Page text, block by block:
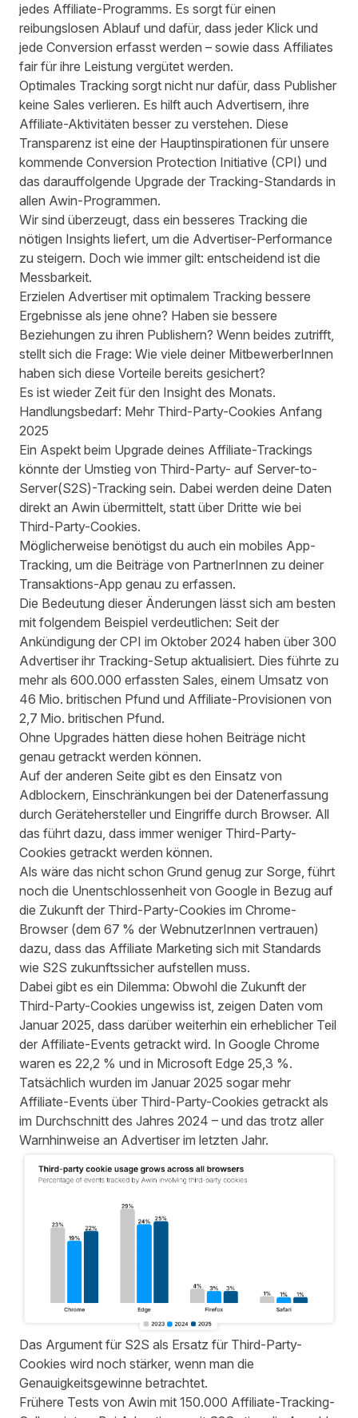
jedes Affiliate-Programms. Es sorgt für einen
reibungslosen Ablauf und dafür, dass jeder Klick und
jede Conversion erfasst werden – sowie dass Affiliates
fair für ihre Leistung vergütet werden.
Optimales Tracking sorgt nicht nur dafür, dass Publisher
keine Sales verlieren. Es hilft auch Advertisern, ihre
Affiliate-Aktivitäten besser zu verstehen. Diese
Transparenz ist eine der Hauptinspirationen für unsere
kommende Conversion Protection Initiative (CPI) und
das darauffolgende Upgrade der Tracking-Standards in
allen Awin-Programmen.
Wir sind überzeugt, dass ein besseres Tracking die
nötigen Insights liefert, um die Advertiser-Performance
zu steigern. Doch wie immer gilt: entscheidend ist die
Messbarkeit.
Erzielen Advertiser mit optimalem Tracking bessere
Ergebnisse als jene ohne? Haben sie bessere
Beziehungen zu ihren Publishern? Wenn beides zutrifft,
stellt sich die Frage: Wie viele deiner MitbewerberInnen
haben sich diese Vorteile bereits gesichert?
Es ist wieder Zeit für den Insight des Monats.
Handlungsbedarf: Mehr Third-Party-Cookies Anfang
2025
Ein Aspekt beim Upgrade deines Affiliate-Trackings
könnte der Umstieg von Third-Party- auf Server-to-
Server(S2S)-Tracking sein. Dabei werden deine Daten
direkt an Awin übermittelt, statt über Dritte wie bei
Third-Party-Cookies.
Möglicherweise benötigst du auch ein mobiles App-
Tracking, um die Beiträge von PartnerInnen zu deiner
Transaktions-App genau zu erfassen.
Die Bedeutung dieser Änderungen lässt sich am besten
mit folgendem Beispiel verdeutlichen: Seit der
Ankündigung der CPI im Oktober 2024 haben über 300
Advertiser ihr Tracking-Setup aktualisiert. Dies führte zu
mehr als 600.000 erfassten Sales, einem Umsatz von
46 Mio. britischen Pfund und Affiliate-Provisionen von
2,7 Mio. britischen Pfund.
Ohne Upgrades hätten diese hohen Beiträge nicht
genau getrackt werden können.
Auf der anderen Seite gibt es den Einsatz von
Adblockern, Einschränkungen bei der Datenerfassung
durch Gerätehersteller und Eingriffe durch Browser. All
das führt dazu, dass immer weniger Third-Party-
Cookies getrackt werden können.
Als wäre das nicht schon Grund genug zur Sorge, führt
noch die Unentschlossenheit von Google in Bezug auf
die Zukunft der Third-Party-Cookies im Chrome-
Browser (dem 67 % der WebnutzerInnen vertrauen)
dazu, dass das Affiliate Marketing sich mit Standards
wie S2S zukunftssicher aufstellen muss.
Dabei gibt es ein Dilemma: Obwohl die Zukunft der
Third-Party-Cookies ungewiss ist, zeigen Daten vom
Januar 2025, dass darüber weiterhin ein erheblicher Teil
der Affiliate-Events getrackt wird. In Google Chrome
waren es 22,2 % und in Microsoft Edge 25,3 %.
Tatsächlich wurden im Januar 2025 sogar mehr
Affiliate-Events über Third-Party-Cookies getrackt als
im Durchschnitt des Jahres 2024 – und das trotz aller
Warnhinweise an Advertiser im letzten Jahr.
Das Argument für S2S als Ersatz für Third-Party-
Cookies wird noch stärker, wenn man die
Genauigkeitsgewinne betrachtet.
Frühere Tests von Awin mit 150.000 Affiliate-Tracking-